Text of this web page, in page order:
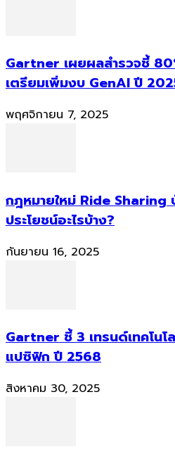
Gartner เผยผลสำรวจชี้
เตรียมเพิ่มงบ GenAI ปี
พฤศจิกายน 7, 2025
กฎหมายใหม่ Ride Sharing
ประโยชน์อะไรบ้าง?
กันยายน 16, 2025
Gartner ชี้ 3 เทรนด์เทคโนโ
แปซิฟิก ปี 2568
สิงหาคม 30, 2025